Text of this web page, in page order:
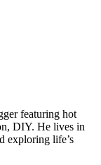
featuring hot
DIY. He lives in
exploring life’s